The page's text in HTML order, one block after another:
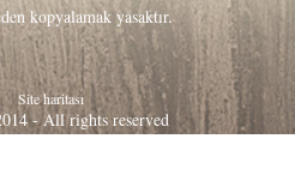
kopyalamak yasaktır.
Site haritası
- All rights reserved